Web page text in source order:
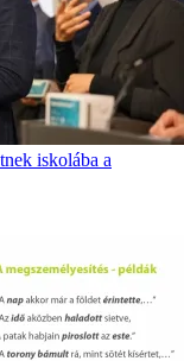
iskolába a